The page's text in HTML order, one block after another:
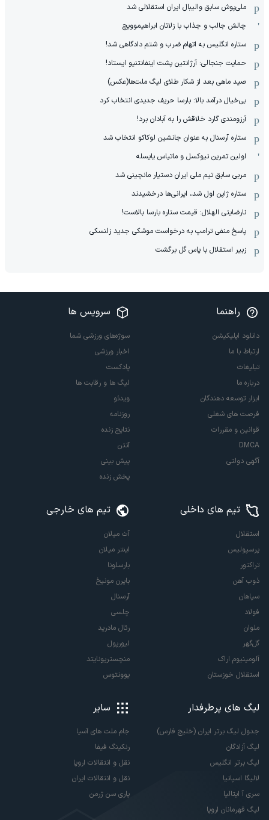
ملی‌پوش سابق والیبال ایران استقلالی شد
چالش جالب و جذاب با زلاتان ابراهیموویچ
ستاره انگلیس به اتهام ضرب و شتم دادگاهی شد!
حمایت جنجالی: آرژانتین پشت اینفانتنیو ایستاد!
صید ماهی بعد از شکار طلای لیگ ملت‌ها(عکس)
بی‌خیال درآمد بالا: بارسا حریف جدیدی انتخاب کرد
آرزومندی گارد خلاقش را به آبادان برد!
ستاره آرسنال به عنوان جانشین لوکاکو انتخاب شد
اولین تمرین نیوکسل و ماتیاس یایسله
مربی سابق تیم ملی ایران دستیار مانچینی شد
ستاره ژاپن اول شد، ایرانی‌ها درخشیدند
نارضایتی الهلال: قیمت ستاره بارسا بالاست!
پاسخ منفی ترامپ به درخواست موشکی جدید زلنسکی
زبیر استقلال با پاس گل برگشت
راهنما
دانلود اپلیکیشن
ارتباط با ما
تبلیغات
درباره ما
ابزار توسعه دهندگان
فرصت های شغلی
قوانین و مقررات
DMCA
آگهی دولتی
سرویس ها
سوژه‌های ورزشی شما
اخبار ورزشی
پادکست
لیگ ها و رقابت ها
ویدئو
روزنامه
نتایج زنده
آنتن
پیش بینی
پخش زنده
تیم های داخلی
استقلال
پرسپولیس
تراکتور
ذوب آهن
سپاهان
فولاد
ملوان
گل‌گهر
آلومینیوم اراک
استقلال خوزستان
تیم های خارجی
آث میلان
اینتر میلان
بارسلونا
بایرن مونیخ
آرسنال
چلسی
رئال مادرید
لیورپول
منچستریونایتد
یوونتوس
لیگ های پرطرفدار
جدول لیگ برتر ایران (خلیج فارس)
لیگ آزادگان
لیگ برتر انگلیس
لالیگا اسپانیا
سری آ ایتالیا
لیگ قهرمانان اروپا
سایر
جام ملت های آسیا
رنکینگ فیفا
نقل و انتقالات اروپا
نقل و انتقالات ایران
پاری سن ژرمن